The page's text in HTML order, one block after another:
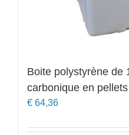
Boite polystyrène de
carbonique en
€ 64,36